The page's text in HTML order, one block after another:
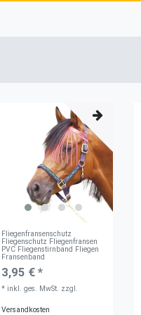
Fliegenfransenschutz
Fliegenschutz Fliegenfransen
PVC Fliegenstirnband Fliegen
Fransenband
3,95 € *
* inkl. ges. MwSt. zzgl.
Versandkosten